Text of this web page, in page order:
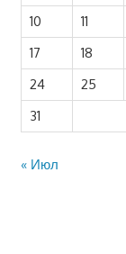
10
11
17
18
24
25
31
« Июл